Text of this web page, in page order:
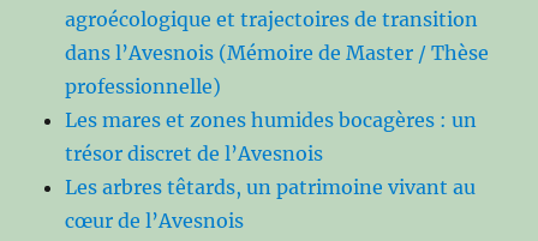
agroécologique et trajectoires de transition
dans l’Avesnois (Mémoire de Master / Thèse
professionnelle)
Les mares et zones humides bocagères : un
trésor discret de l’Avesnois
Les arbres têtards, un patrimoine vivant au
cœur de l’Avesnois